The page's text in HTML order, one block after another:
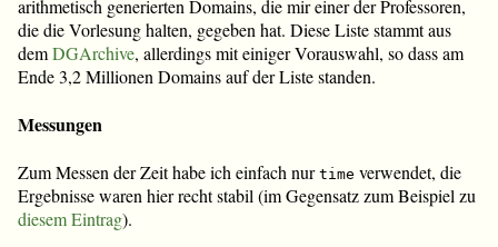
arithmetisch generierten Domains, die mir einer der Professoren,
die die Vorlesung halten, gegeben hat. Diese Liste stammt aus
demDGArchive, allerdings mit einiger Vorauswahl, so dass am
Ende 3,2 Millionen Domains auf der Liste standen.
Messungen
Zum Messen der Zeit habe ich einfach nur time verwendet, die
Ergebnisse waren hier recht stabil (im Gegensatz zum Beispiel zu
diesem Eintrag).